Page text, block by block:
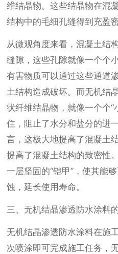
维结晶物。这些结晶物在混
结构中的毛细孔缝得到充盈密
从微观角度来看，混凝土结
缝隙，这些孔隙就像一个个
有害物质可以通过这些通道
土结构造成破坏。而无机结
状纤维结晶物，就像一个个
住，阻止了水分和盐分的进
言，这极大地提高了混凝土
提高了混凝土结构的致密性
一层坚固的“铠甲”，使其能
蚀，延长使用寿命。
三、无机结晶渗透防水涂料
无机结晶渗透防水涂料在施
次喷涂即可完成施工任务，